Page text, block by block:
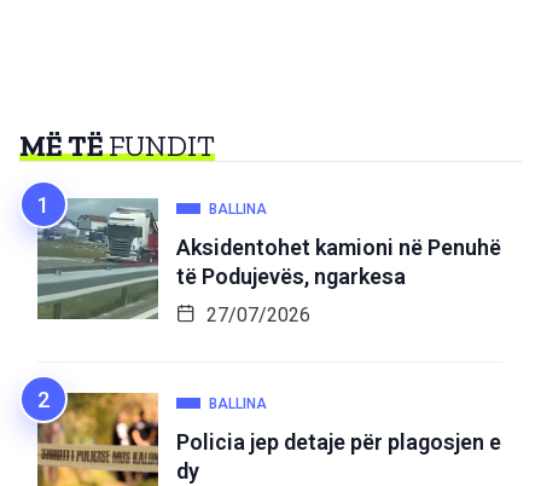
MË TËFUNDIT
BALLINA
Aksidentohet kamioni në Penuhë
të Podujevës, ngarkesa
27/07/2026
BALLINA
Policia jep detaje për plagosjen e
dy